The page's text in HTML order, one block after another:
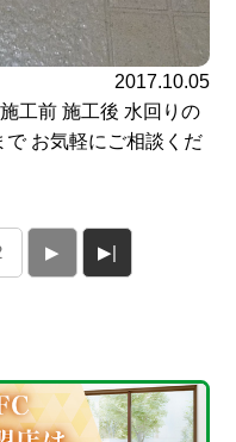
2017.10.05
工前 施工後 水回りの
お気軽にご相談くだ
▶ ▶|